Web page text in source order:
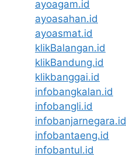
ayoagam.id
ayoasahan.id
ayoasmat.id
klikBalangan.id
klikBandung.id
klikbanggai.id
infobangkalan.id
infobangli.id
infobanjarnegara.id
infobantaeng.id
infobantul.id